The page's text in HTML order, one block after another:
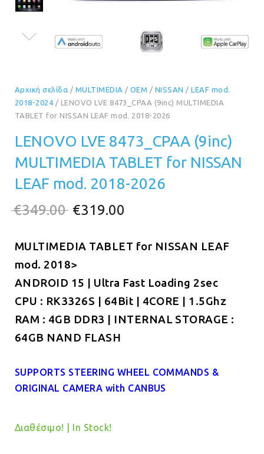
Αρχική σελίδα / MULTIMEDIA / OEM / NISSAN /LEAF mod.
2018-2024 / LENOVO LVE 8473_CPAA (9inc) MULTIMEDIA
TABLET for NISSAN LEAF mod. 2018-2026
LENOVO LVE 8473_CPAA (9inc)
MULTIMEDIA TABLET for NISSAN
LEAF mod. 2018-2026
€349.00 Original
was:
€349.00.
€319.00
τιμή
€319.00.
MULTIMEDIA TABLET for NISSAN LEAF
mod. 2018>
ANDROID 15 | Ultra Fast Loading 2sec
CPU : RK3326S | 64Bit | 4CORE | 1.5Ghz
RAM : 4GB DDR3 | INTERNAL STORAGE :
64GB NAND FLASH
SUPPORTS STEERING WHEEL COMMANDS &
ORIGINAL CAMERA with CANBUS
Διαθέσιμο! | In Stock!